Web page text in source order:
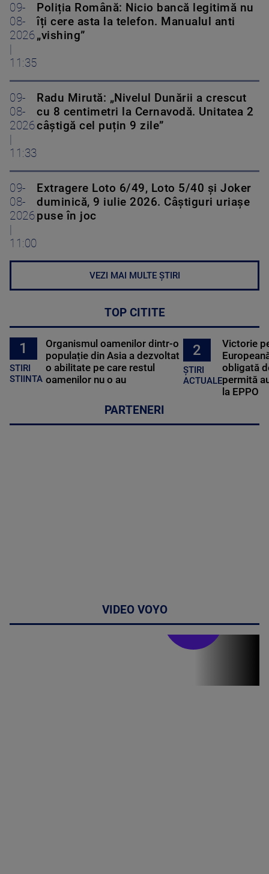
09-
08-
2026
|
11:35
Poliția Română: Nicio bancă legitimă nu
îți cere asta la telefon. Manualul anti
„vishing”
09-
08-
2026
|
11:33
Radu Mirută: „Nivelul Dunării a crescut
cu 8 centimetri la Cernavodă. Unitatea 2
câștigă cel puțin 9 zile”
09-
08-
2026
|
11:00
Extragere Loto 6/49, Loto 5/40 și Joker
duminică, 9 iulie 2026. Câștiguri uriașe
puse în joc
VEZI MAI MULTE ȘTIRI
TOP CITITE
1
STIRI
STIINTA
Organismul oamenilor dintr-o
populație din Asia a dezvoltat
o abilitate pe care restul
oamenilor nu o au
2
ȘTIRI
ACTUALE
Victorie
obligată
permită
la EPPO
PARTENERI
VIDEO VOYO
Stirile PRO TV